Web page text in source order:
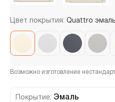
Цвет покрытия: Quattro
Возможно изготовление
Покрытие: Эмаль